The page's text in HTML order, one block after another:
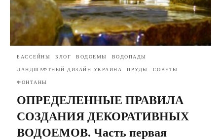
БАССЕЙНЫ БЛОГ ВОДОЕМЫ ВОДОПАДЫ
ЛАНДШАФТНЫЙ ДИЗАЙН УКРАИНА ПРУДЫ СОВЕТЫ
ФОНТАНЫ
ОПРЕДЕЛЕННЫЕ ПРАВИЛА
СОЗДАНИЯ ДЕКОРАТИВНЫХ
ВОДОЕМОВ. Часть первая